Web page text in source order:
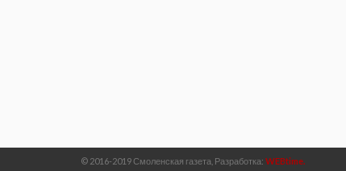
© 2016-2019 Смоленская газета, Разработка: WEBtime.